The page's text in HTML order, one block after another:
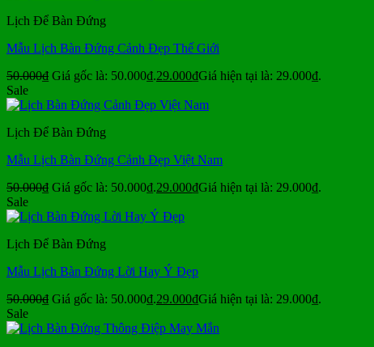
Lịch Để Bàn Đứng
Mẫu Lịch Bàn Đứng Cảnh Đẹp Thế Giới
50.000₫ Giá gốc là: 50.000₫.29.000₫Giá hiện tại là: 29.000₫.
Sale
Lịch Để Bàn Đứng
Mẫu Lịch Bàn Đứng Cảnh Đẹp Việt Nam
50.000₫ Giá gốc là: 50.000₫.29.000₫Giá hiện tại là: 29.000₫.
Sale
Lịch Để Bàn Đứng
Mẫu Lịch Bàn Đứng Lời Hay Ý Đẹp
50.000₫ Giá gốc là: 50.000₫.29.000₫Giá hiện tại là: 29.000₫.
Sale